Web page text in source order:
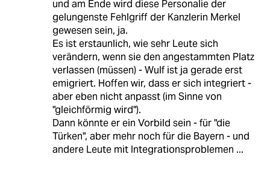
und am Ende wird diese Personalie der
gelungenste Fehlgriff der Kanzlerin Merkel
gewesen sein, ja.
Es ist erstaunlich, wie sehr Leute sich
verändern, wenn sie den angestammten Platz
verlassen (müssen) - Wulf ist ja gerade erst
emigriert. Hoffen wir, dass er sich integriert -
aber eben nicht anpasst (im Sinne von
"gleichförmig wird").
Dann könnte er ein Vorbild sein - für "die
Türken", aber mehr noch für die Bayern - und
andere Leute mit Integrationsproblemen ...